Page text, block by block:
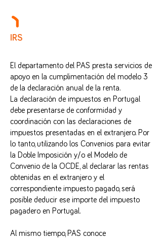
IRS
El departamento del PAS presta servicios de
apoyo en la cumplimentación del modelo 3
de la declaración anual de la renta.
La declaración de impuestos en Portugal
debe presentarse de conformidad y
coordinación con las declaraciones de
impuestos presentadas en el extranjero. Por
lo tanto, utilizando los Convenios para evitar
la Doble Imposición y/o el Modelo de
Convenio de la OCDE, al declarar las rentas
obtenidas en el extranjero y el
correspondiente impuesto pagado, será
posible deducir ese importe del impuesto
pagadero en Portugal.
Al mismo tiempo, PAS conoce